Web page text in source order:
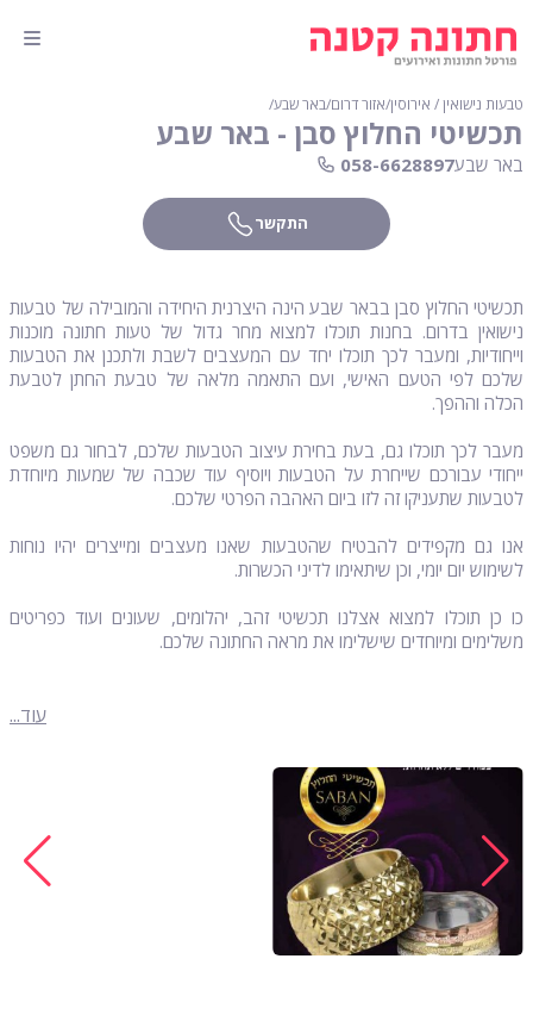
טבעות נישואין / אירוסין∕אזור דרום∕באר שבע∕
תכשיטי החלוץ סבן - באר שבע
באר שבע058-6628897
התקשר
תכשיטי החלוץ סבן בבאר שבע הינה היצרנית היחידה והמובילה של טבעות
נישואין בדרום. בחנות תוכלו למצוא מחר גדול של טעות חתונה מוכנות
וייחודיות, ומעבר לכך תוכלו יחד עם המעצבים לשבת ולתכנן את הטבעות
שלכם לפי הטעם האישי, ועם התאמה מלאה של טבעת החתן לטבעת
הכלה וההפך.
מעבר לכך תוכלו גם, בעת בחירת עיצוב הטבעות שלכם, לבחור גם משפט
ייחודי עבורכם שייחרת על הטבעות ויוסיף עוד שכבה של שמעות מיוחדת
לטבעות שתעניקו זה לזו ביום האהבה הפרטי שלכם.
אנו גם מקפידים להבטיח שהטבעות שאנו מעצבים ומייצרים יהיו נוחות
לשימוש יום יומי, וכן שיתאימו לדיני הכשרות.
כו כן תוכלו למצוא אצלנו תכשיטי זהב, יהלומים, שעונים ועוד כפריטים
משלימים ומיוחדים שישלימו את מראה החתונה שלכם.
עוד...